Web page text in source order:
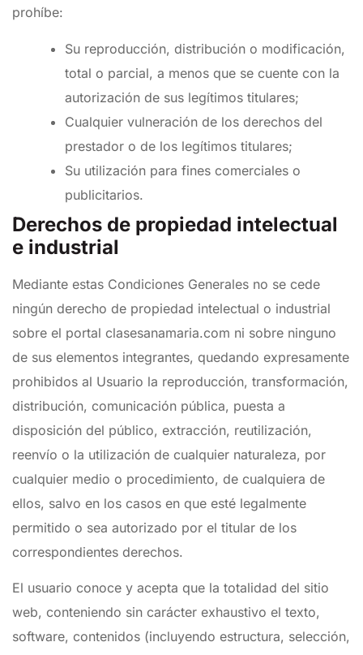
prohíbe:
Su reproducción, distribución o modificación,
total o parcial, a menos que se cuente con la
autorización de sus legítimos titulares;
Cualquier vulneración de los derechos del
prestador o de los legítimos titulares;
Su utilización para fines comerciales o
publicitarios.
Derechos de propiedad intelectual
e industrial
Mediante estas Condiciones Generales no se cede
ningún derecho de propiedad intelectual o industrial
sobre el portal clasesanamaria.com ni sobre ninguno
de sus elementos integrantes, quedando expresamente
prohibidos al Usuario la reproducción, transformación,
distribución, comunicación pública, puesta a
disposición del público, extracción, reutilización,
reenvío o la utilización de cualquier naturaleza, por
cualquier medio o procedimiento, de cualquiera de
ellos, salvo en los casos en que esté legalmente
permitido o sea autorizado por el titular de los
correspondientes derechos.
El usuario conoce y acepta que la totalidad del sitio
web, conteniendo sin carácter exhaustivo el texto,
software, contenidos (incluyendo estructura, selección,